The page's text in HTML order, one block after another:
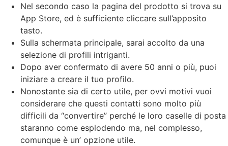
Nel secondo caso la pagina del prodotto si trova su
App Store, ed è sufficiente cliccare sull’apposito
tasto.
Sulla schermata principale, sarai accolto da una
selezione di profili intriganti.
Dopo aver confermato di avere 50 anni o più, puoi
iniziare a creare il tuo profilo.
Nonostante sia di certo utile, per ovvi motivi vuoi
considerare che questi contatti sono molto più
difficili da “convertire” perché le loro caselle di posta
staranno come esplodendo ma, nel complesso,
comunque è un’ opzione utile.